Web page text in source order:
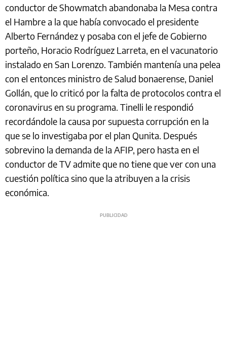
conductor de Showmatch abandonaba la Mesa contra
el Hambre a la que había convocado el presidente
Alberto Fernández y posaba con el jefe de Gobierno
porteño, Horacio Rodríguez Larreta, en el vacunatorio
instalado en San Lorenzo. También mantenía una pelea
con el entonces ministro de Salud bonaerense, Daniel
Gollán, que lo criticó por la falta de protocolos contra el
coronavirus en su programa. Tinelli le respondió
recordándole la causa por supuesta corrupción en la
que se lo investigaba por el plan Qunita. Después
sobrevino la demanda de la AFIP, pero hasta en el
conductor de TV admite que no tiene que ver con una
cuestión política sino que la atribuyen a la crisis
económica.